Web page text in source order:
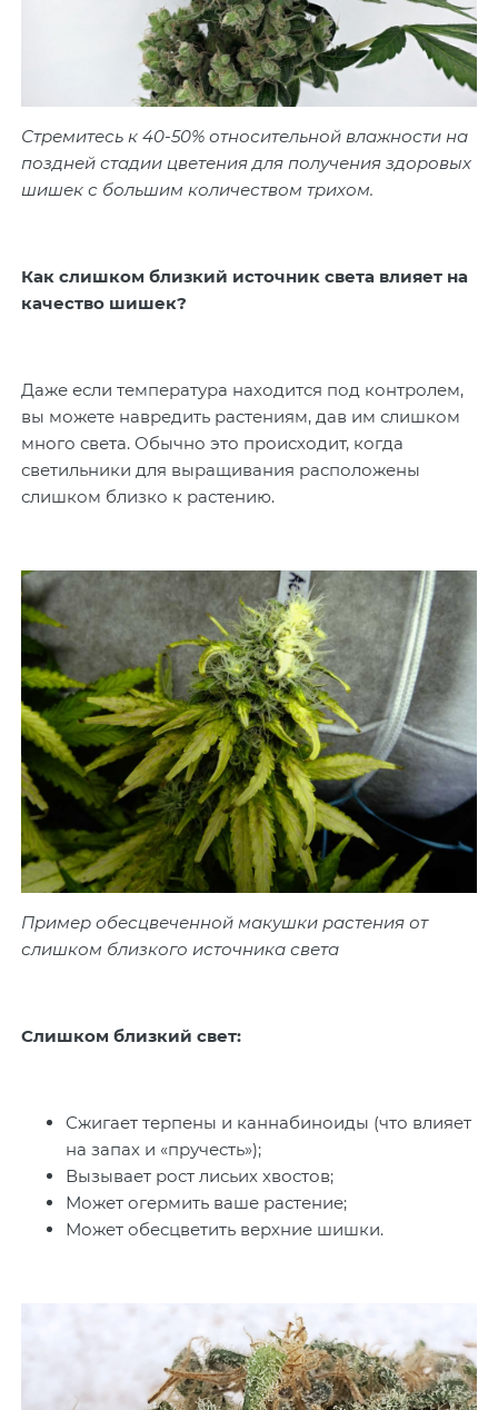
Стремитесь к 40-50% относительной влажности на
поздней стадии цветения для получения здоровых
шишек с большим количеством трихом.
Как слишком близкий источник света влияет на
качество шишек?
Даже если температура находится под контролем,
вы можете навредить растениям, дав им слишком
много света. Обычно это происходит, когда
светильники для выращивания расположены
слишком близко к растению.
Пример обесцвеченной макушки растения от
слишком близкого источника света
Слишком близкий свет:
Сжигает терпены и каннабиноиды (что влияет
на запах и «пручесть»);
Вызывает рост лисьих хвостов;
Может огермить ваше растение;
Может обесцветить верхние шишки.